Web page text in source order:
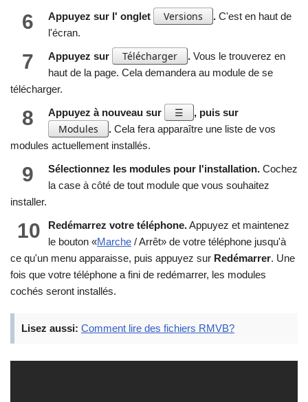
6 Appuyez sur l' onglet Versions . C'est en haut de
l'écran.
7 Appuyez sur Télécharger . Vous le trouverez en
haut de la page. Cela demandera au module de se
télécharger.
8 Appuyez à nouveau sur ☰ , puis sur
Modules . Cela fera apparaître une liste de vos
modules actuellement installés.
9 Sélectionnez les modules pour l'installation. Cochez
la case à côté de tout module que vous souhaitez
installer.
10 Redémarrez votre téléphone.Appuyez et maintenez
le bouton «Marche / Arrêt» de votre téléphone jusqu'à
ce qu'un menu apparaisse, puis appuyez sur Redémarrer. Une
fois que votre téléphone a fini de redémarrer, les modules
cochés seront installés.
Lisez aussi: Comment lire des fichiers RMVB?